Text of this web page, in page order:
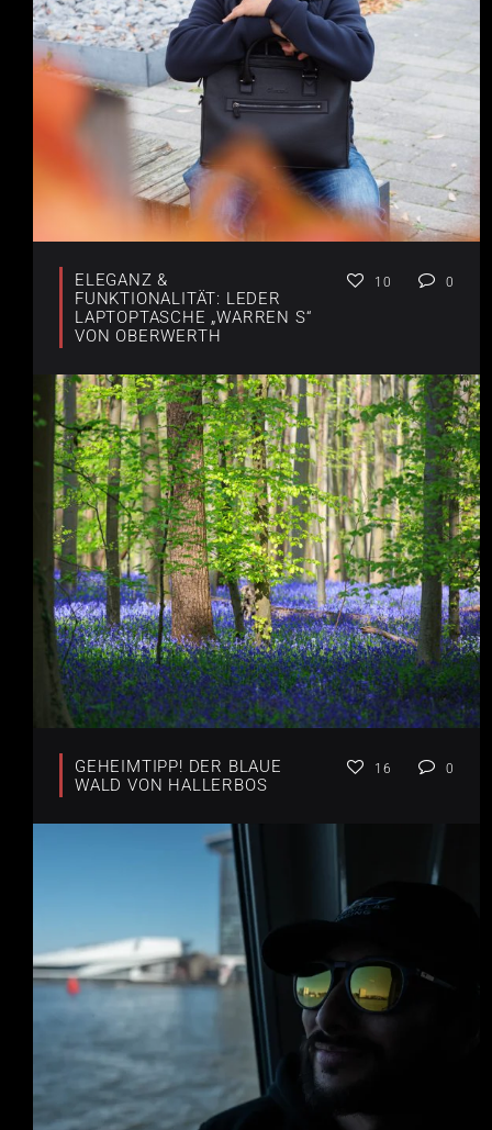
ELEGANZ &
FUNKTIONALITÄT: LEDER
LAPTOPTASCHE „WARREN S“
VON OBERWERTH
10 0
GEHEIMTIPP! DER BLAUE
WALD VON HALLERBOS
16 0